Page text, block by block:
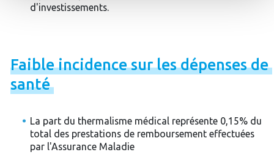
d'investissements.
Faibleincidencesurlesdépensesde
santé
La part du thermalisme médical représente 0,15% du
total des prestations de remboursement effectuées
par l'Assurance Maladie